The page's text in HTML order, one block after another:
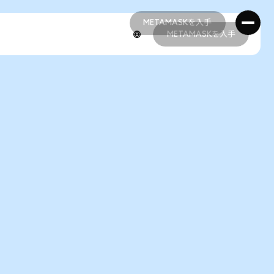
METAMASKを入手
METAMASKを入手
METAMASKを入手